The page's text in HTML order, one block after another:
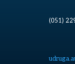
(051)